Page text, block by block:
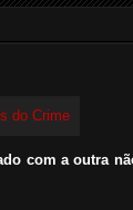
com a outra